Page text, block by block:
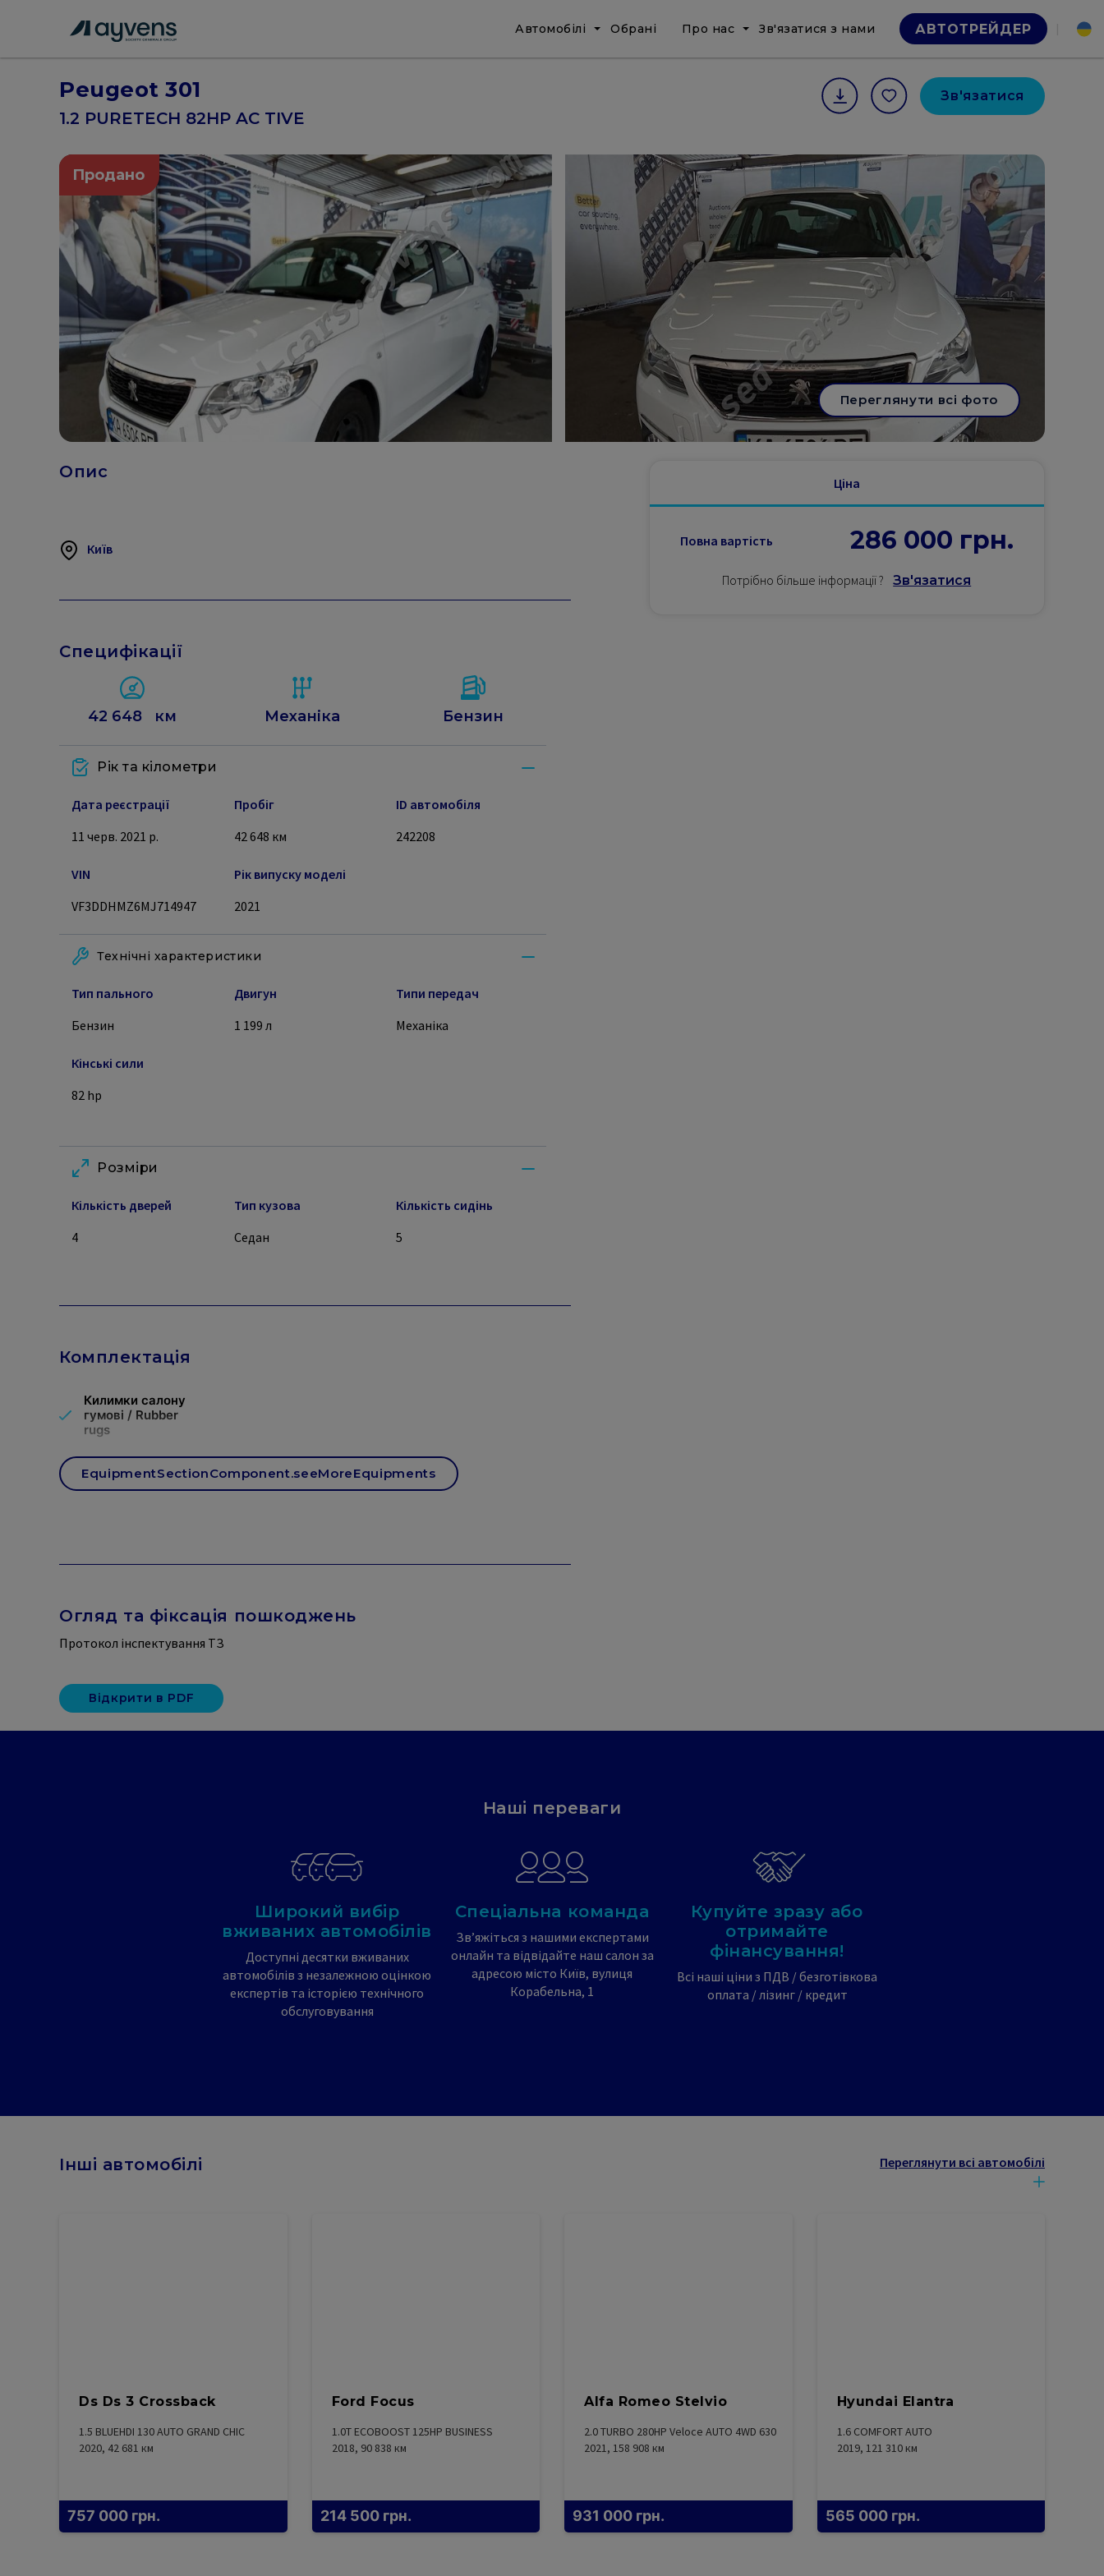
Автомобілі Обрані Про нас Зв'язатися з нами АВТОТРЕЙДЕР
Peugeot 301
1.2 PURETECH 82HP AC TIVE
Зв'язатися
Продано
Переглянути всі фото
Ціна
Повна вартість 286 000 грн.
Потрібно більше інформації? Зв'язатися
Опис
Київ
Специфікації
42 648 км Механіка Бензин
Рік та кілометри
Дата реєстрації
11 черв. 2021 р.
Пробіг
42 648 км
ID автомобіля
242208
VIN
VF3DDHMZ6MJ714947
Рік випуску моделі
2021
Технічні характеристики
Тип пального
Бензин
Двигун
1 199 л
Типи передач
Механіка
Кінські сили
82 hp
Розміри
Кількість дверей
4
Тип кузова
Седан
Кількість сидінь
5
Комплектація
Килимки салону
гумові / Rubber
rugs
EquipmentSectionComponent.seeMoreEquipments
Огляд та фіксація пошкоджень
Протокол інспектування ТЗ
Відкрити в PDF
Наші переваги
Широкий вибір
вживаних автомобілів
Доступні десятки вживаних
автомобілів з незалежною оцінкою
експертів та історією технічного
обслуговування
Спеціальна команда
Зв’яжіться з нашими експертами
онлайн та відвідайте наш салон за
адресою місто Київ, вулиця
Корабельна, 1
Купуйте зразу або
отримайте
фінансування!
Всі наші ціни з ПДВ / безготівкова
оплата / лізинг / кредит
Інші автомобілі Переглянути всі автомобілі
Ds Ds 3 Crossback
1.5 BLUEHDI 130 AUTO GRAND CHIC
2020, 42 681 км
757 000 грн.
Ford Focus
1.0T ECOBOOST 125HP BUSINESS
2018, 90 838 км
214 500 грн.
Alfa Romeo Stelvio
2.0 TURBO 280HP Veloce AUTO 4WD 630
2021, 158 908 км
931 000 грн.
Hyundai Elantra
1.6 COMFORT AUTO
2019, 121 310 км
565 000 грн.